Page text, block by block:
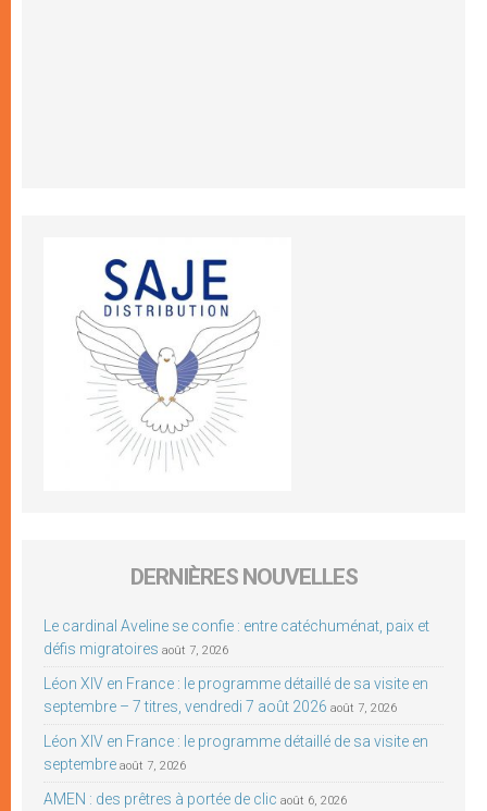
DERNIÈRES NOUVELLES
Le cardinal Aveline se confie : entre catéchuménat, paix et
défis migratoires août 7, 2026
Léon XIV en France : le programme détaillé de sa visite en
septembre – 7 titres, vendredi 7 août 2026 août 7, 2026
Léon XIV en France : le programme détaillé de sa visite en
septembre août 7, 2026
AMEN : des prêtres à portée de clic août 6, 2026